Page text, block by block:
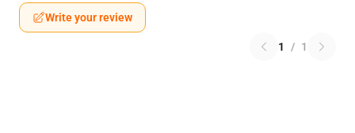
Write your review
1 / 1